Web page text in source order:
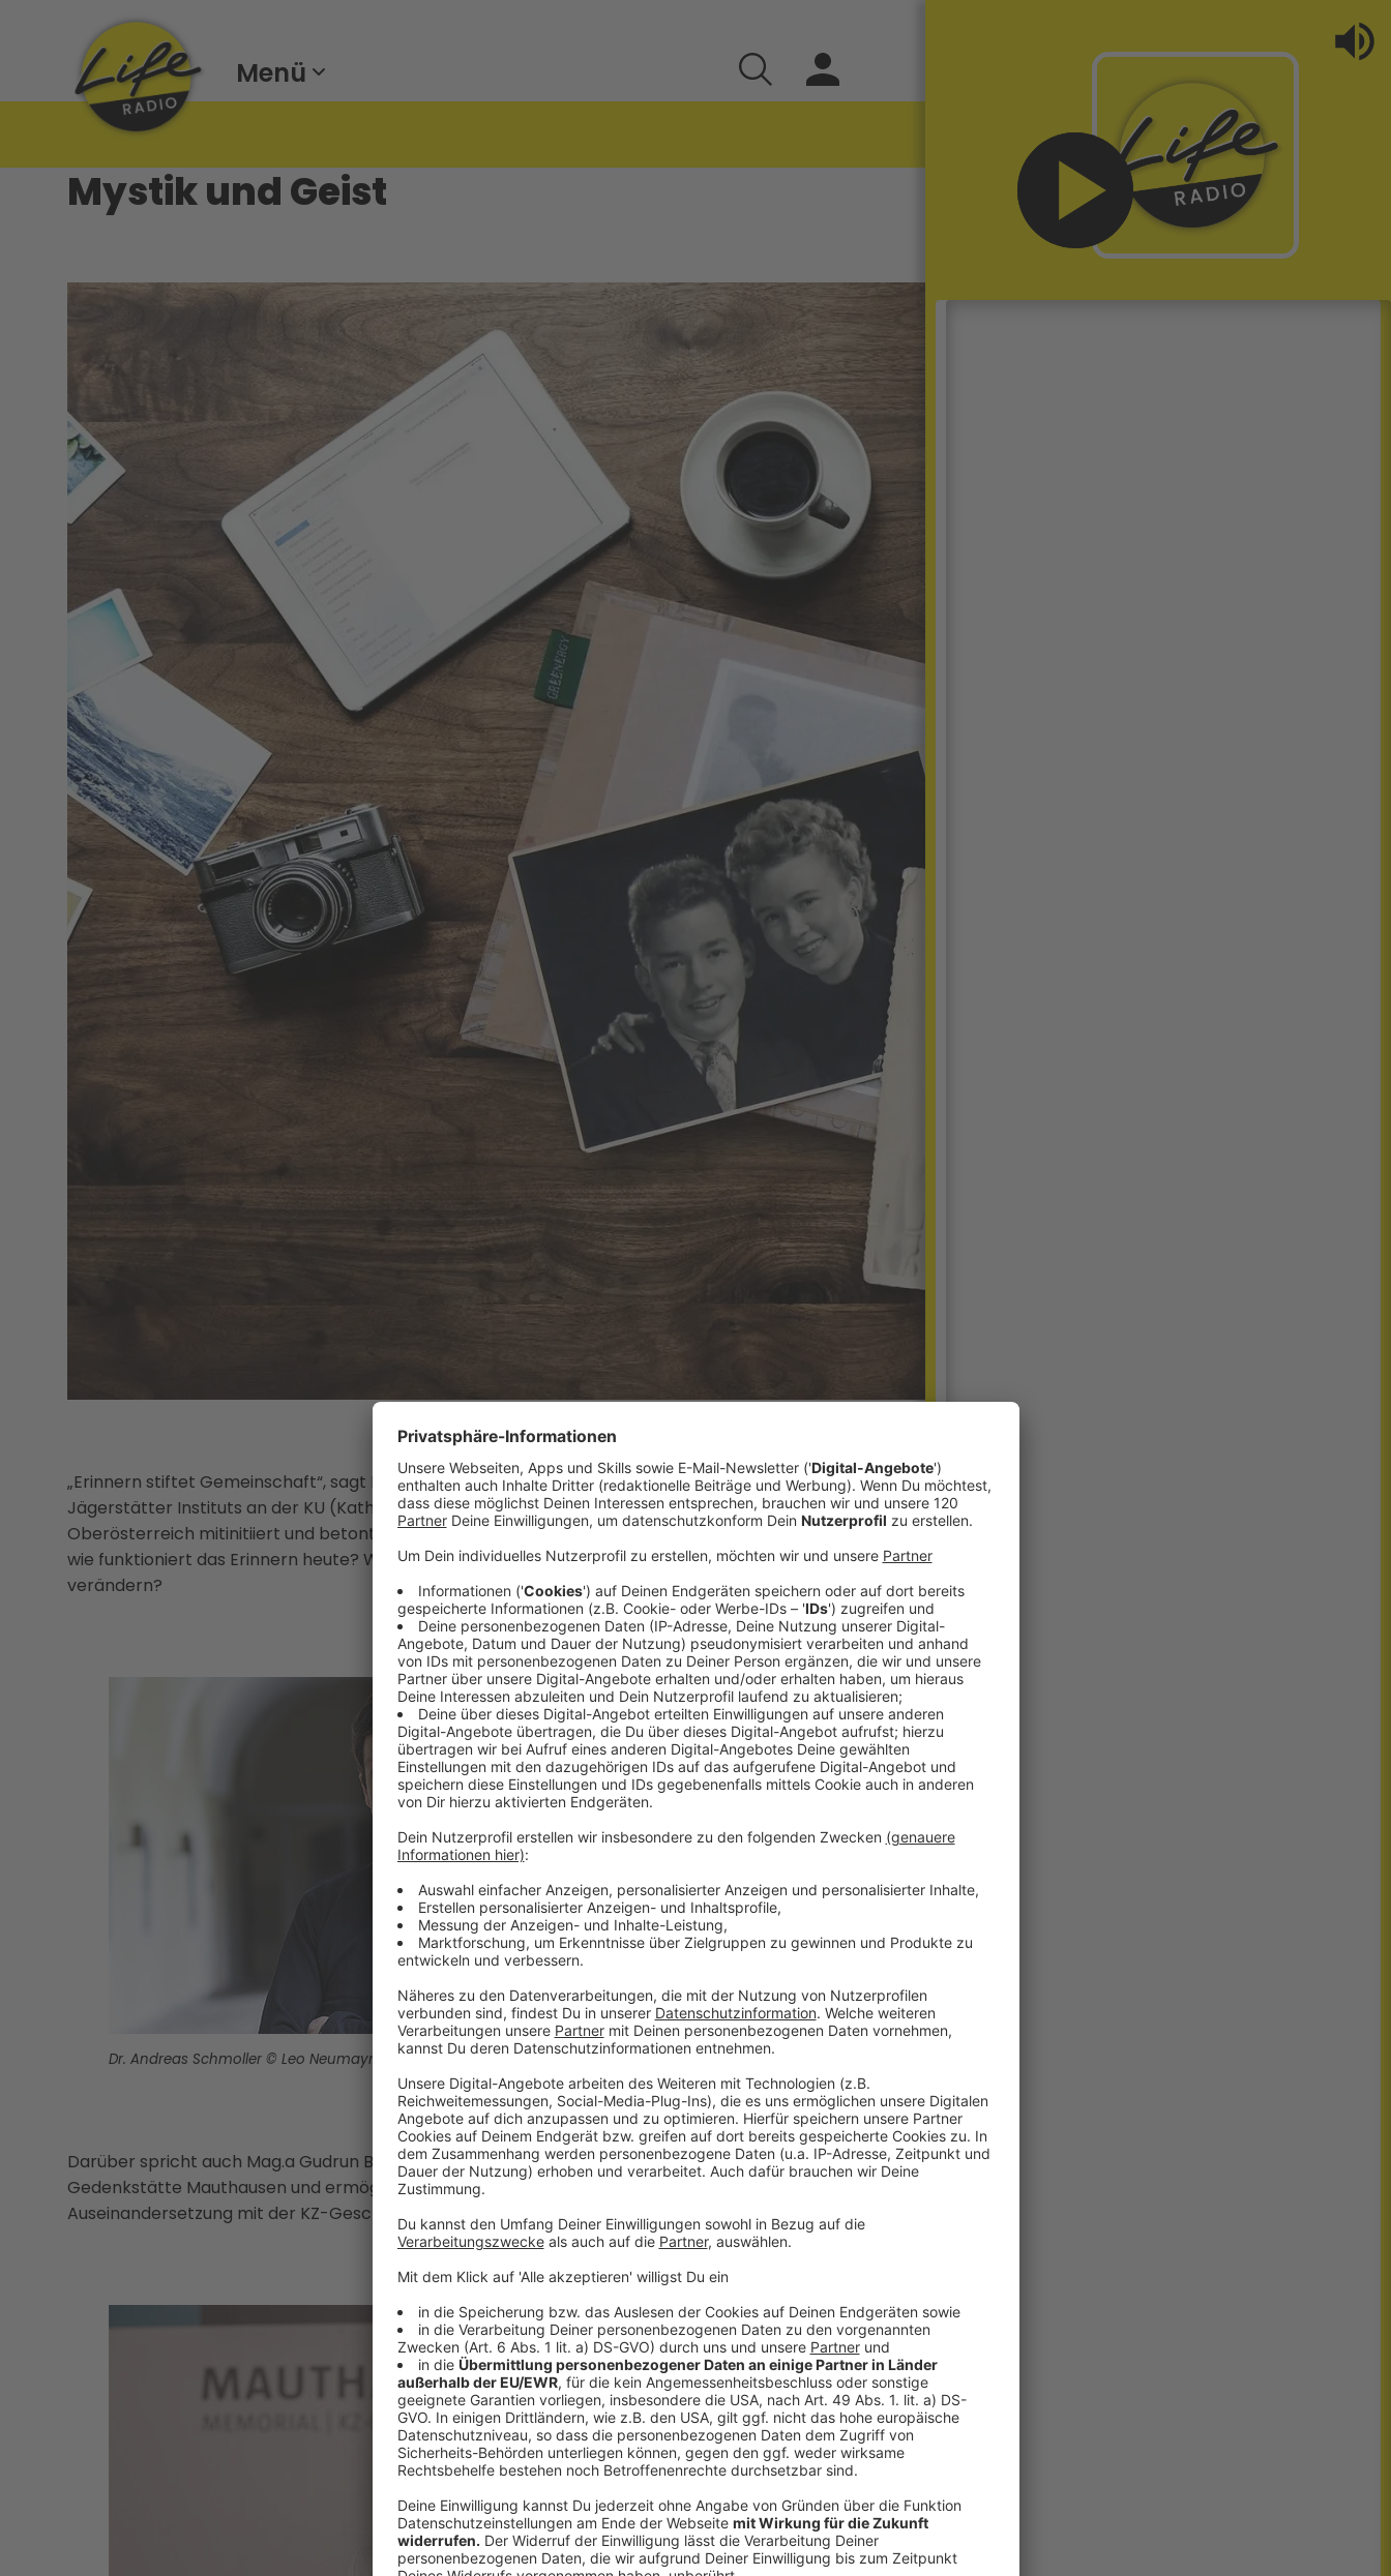
Menü
Mystik und Geist
„Erinnern stiftet Gemeinschaft“, sagt Dr. Andreas Schmoller, Leiter des Franz und Franziska
Jägerstätter Instituts an der KU (Katholischen Privatuniversität) Linz. Er hat das Gedächtnisbuch
Oberösterreich mitinitiiert und betont, wie wichtig das Gedenken für eine Gesellschaft ist. Doch
wie funktioniert das Erinnern heute? Was wird sich in der Vermittlungsarbeit in Zukunft
verändern?
Dr. Andreas Schmoller © Leo Neumayr
Darüber spricht auch Mag.a Gudrun Blohberger. Sie leitet die Pädagogische Abteilung der KZ-
Gedenkstätte Mauthausen und ermöglicht gemeinsam mit ihrem Team den Besucher:innen die
Auseinandersetzung mit der KZ-Geschichte.